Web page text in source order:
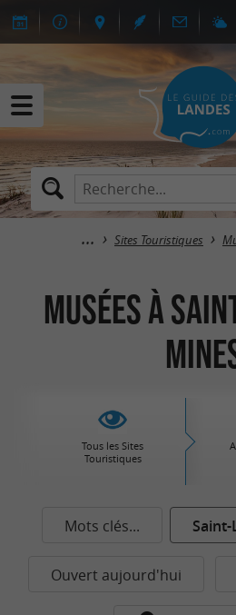
Sites Touristiques
Musées à
Tous les Sites
Touristiques
Mots clés...
Ouvert aujourd'hui